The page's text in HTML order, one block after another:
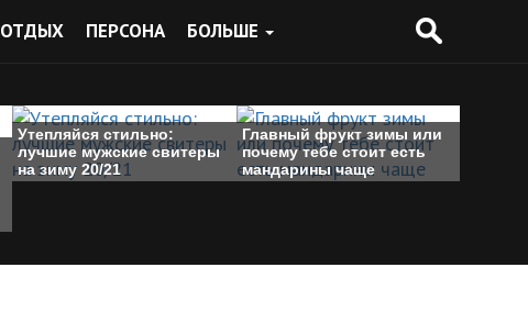
ОТДЫХ ПЕРСОНА БОЛЬШЕ
Утепляйся стильно:
лучшие мужские свитеры
на зиму 20/21
Главный фрукт зимы или
почему тебе стоит есть
мандарины чаще